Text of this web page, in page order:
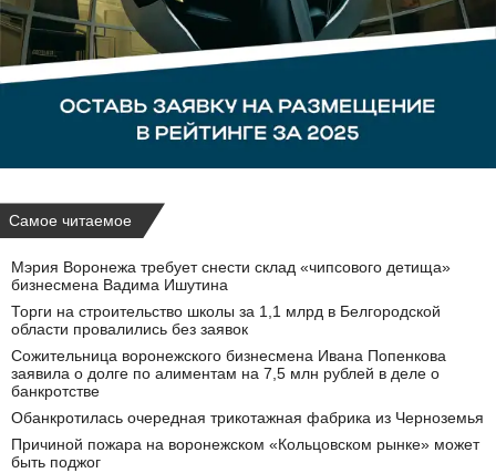
Самое читаемое
Мэрия Воронежа требует снести склад «чипсового детища»
бизнесмена Вадима Ишутина
Торги на строительство школы за 1,1 млрд в Белгородской
области провалились без заявок
Сожительница воронежского бизнесмена Ивана Попенкова
заявила о долге по алиментам на 7,5 млн рублей в деле о
банкротстве
Обанкротилась очередная трикотажная фабрика из Черноземья
Причиной пожара на воронежском «Кольцовском рынке» может
быть поджог